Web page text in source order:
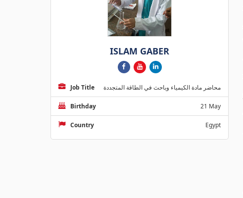
ISLAM GABER
Job Title محاضر مادة الكيمياء وباحث في الطاقة المتجددة
Birthday 21 May
Country Egypt